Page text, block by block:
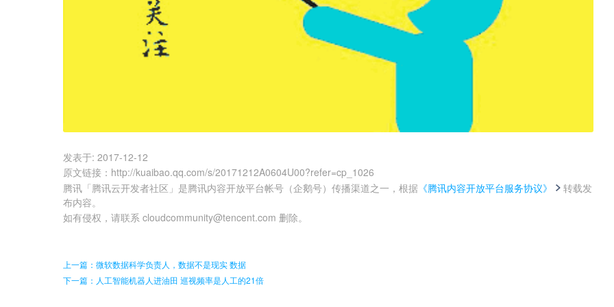
发表于: 2017-12-12
原文链接 ： http://kuaibao.qq.com/s/20171212A0604U00?refer=cp_1026
腾讯「腾讯云开发者社区」是腾讯内容开放平台帐号（企鹅号）传播渠道之一，根据 《腾讯内容开放平台服务协议》
转载发
布内容。
如有侵权，请联系 cloudcommunity@tencent.com 删除。
上一篇：微软数据科学负责人，数据不是现实 数据
下一篇：人工智能机器人进油田 巡视频率是人工的21倍